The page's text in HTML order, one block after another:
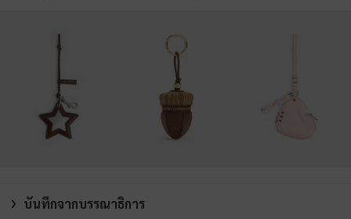
บันทึกจากบรรณาธิการ